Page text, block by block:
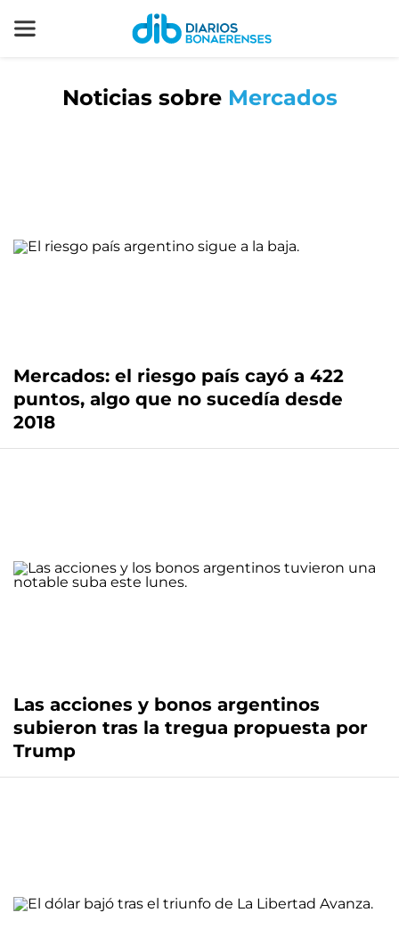
Noticias sobre Mercados
Mercados: el riesgo país cayó a 422
puntos, algo que no sucedía desde
2018
Las acciones y bonos argentinos
subieron tras la tregua propuesta por
Trump